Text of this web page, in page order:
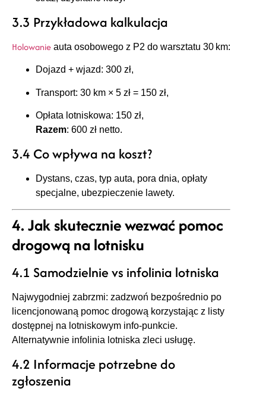
3.3 Przykładowa kalkulacja
Holowanie auta osobowego z P2 do warsztatu 30 km:
Dojazd + wjazd: 300 zł,
Transport: 30 km × 5 zł = 150 zł,
Opłata lotniskowa: 150 zł,
Razem: 600 zł netto.
3.4 Co wpływa na koszt?
Dystans, czas, typ auta, pora dnia, opłaty
specjalne, ubezpieczenie lawety.
4. Jak skutecznie wezwać pomoc
drogową na lotnisku
4.1 Samodzielnie vs infolinia lotniska
Najwygodniej zabrzmi: zadzwoń bezpośrednio po
licencjonowaną pomoc drogową korzystając z listy
dostępnej na lotniskowym info‑punkcie.
Alternatywnie infolinia lotniska zleci usługę.
4.2 Informacje potrzebne do
zgłoszenia